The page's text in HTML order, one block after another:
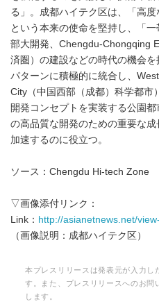
る」。成都ハイテク区は、「高度
という本来の使命を堅持し、「
部大開発、Chengdu-Chongqing
済圏）の建設などの時代の機会
パターンに積極的に統合し、
City（中国西部（成都）科学都市
開発コンセプトを実装する公園
の高品質な開発のための重要な
加速するのに役立つ。
ソース：Chengdu Hi-tech Zone
▽画像添付リンク：
Link： http://asianetnews.net/
（画像説明：成都ハイテク区）
本プレスリリースは発表元が入力し
す。また、プレスリリースへのお問
します。